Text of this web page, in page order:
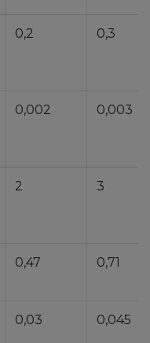
0,2 0,3
0,002 0,003
2 3
0,47 0,71
0,03 0,045